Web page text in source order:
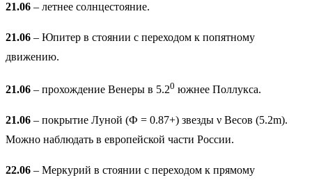
21.06 – летнее солнцестояние.
21.06 – Юпитер в стоянии с переходом к попятному
движению.
21.06 – прохождение Венеры в 5.20 южнее Поллукса.
21.06 – покрытие Луной (Ф = 0.87+) звезды ν Весов (5.2m).
Можно наблюдать в европейской части России.
22.06 – Меркурий в стоянии с переходом к прямому